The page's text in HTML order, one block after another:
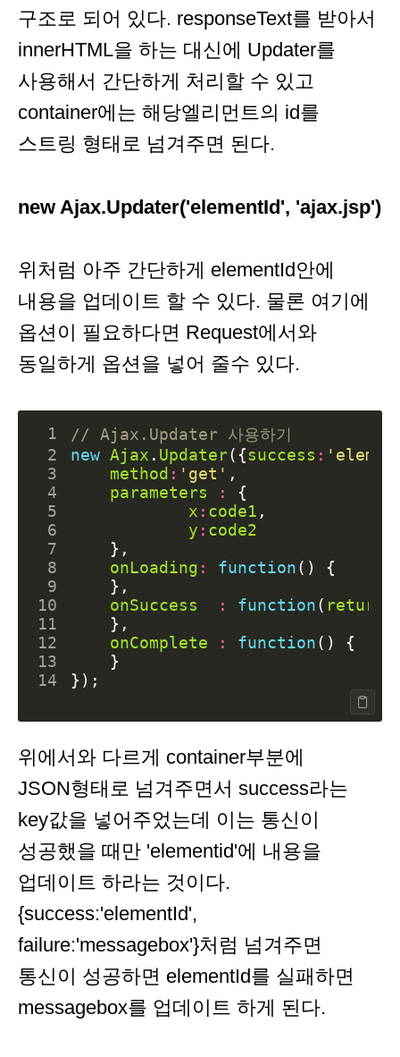
구조로 되어 있다. responseText를 받아서
innerHTML을 하는 대신에 Updater를
사용해서 간단하게 처리할 수 있고
container에는 해당엘리먼트의 id를
스트링 형태로 넘겨주면 된다.
new Ajax.Updater('elementId', 'ajax.jsp')
위처럼 아주 간단하게 elementId안에
내용을 업데이트 할 수 있다. 물론 여기에
옵션이 필요하다면 Request에서와
동일하게 옵션을 넣어 줄수 있다.
1
2
new Ajax . Updater({success :
3
method : 'get' ,
4
parameters :
{
5
x : code1 ,
6
y : code2
7
},
8
onLoading : function()
{
9
},
10
onSuccess : function(
11
},
12
onComplete : function()
{
13
}
14
});
위에서와 다르게 container부분에
JSON형태로 넘겨주면서 success라는
key값을 넣어주었는데 이는 통신이
성공했을 때만 'elementid'에 내용을
업데이트 하라는 것이다.
{success:'elementId',
failure:'messagebox'}처럼 넘겨주면
통신이 성공하면 elementId를 실패하면
messagebox를 업데이트 하게 된다.